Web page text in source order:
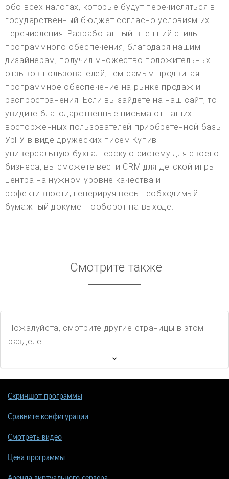
обо всех налогах, которые будут перечисляться в
государственный бюджет согласно условиям их
перечисления. Разработанный внешний стиль
программного обеспечения, благодаря нашим
дизайнерам, получил множество положительных
отзывов пользователей, тем самым продвигая
программное обеспечение на рынке продаж и
распространения. Если вы зайдете на наш сайт, то
увидите благодарственные письма от наших
восторженных пользователей приобретенной базы
УрГУ в виде дружеских писем.Купив
универсальную бухгалтерскую систему для своего
бизнеса, вы сможете вести CRM для детской игры
центра на нужном уровне качества и
эффективности, генерируя весь необходимый
бумажный документооборот на выходе.
Смотрите также
Пожалуйста, смотрите другие страницы в этом
разделе
Скриншот программы
Сравните конфигурации
Смотреть видео
Цена программы